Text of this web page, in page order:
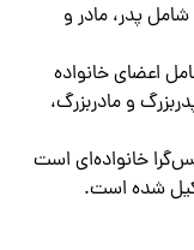
پدر، مادر و
اعضای خانواده
و مادربزرگ،
خانواده‌ای است
شده است.